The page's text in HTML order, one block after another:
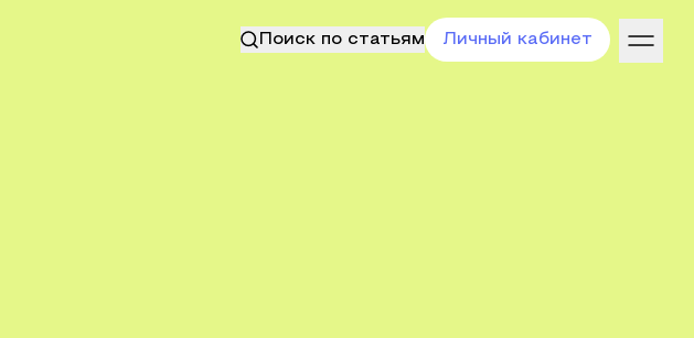
Поиск по статьям Личный кабинет